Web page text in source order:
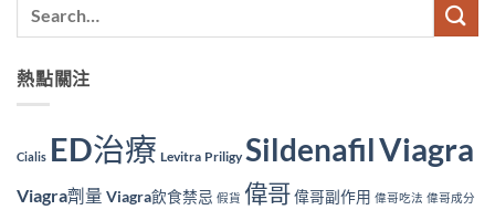
熱點關注
Cialis ED治療 Levitra Priligy SildenafilViagra
Viagra劑量 Viagra飲食禁忌 假貨 偉哥偉哥副作用 偉哥吃法 偉哥成分